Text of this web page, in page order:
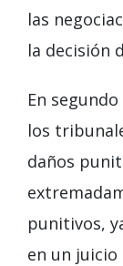
las
la decisión
En
los
daños
punitivos,
en un juicio